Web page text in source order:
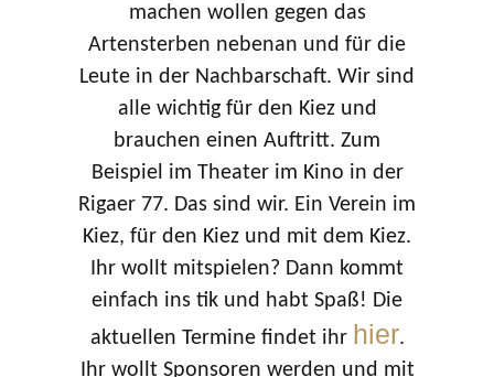
machen wollen gegen das
Artensterben nebenan und für die
Leute in der Nachbarschaft. Wir sind
alle wichtig für den Kiez und
brauchen einen Auftritt. Zum
Beispiel im Theater im Kino in der
Rigaer 77. Das sind wir. Ein Verein im
Kiez, für den Kiez und mit dem Kiez.
Ihr wollt mitspielen? Dann kommt
einfach ins tik und habt Spaß! Die
aktuellen Termine findet ihr hier.
Ihr wollt Sponsoren werden und mit